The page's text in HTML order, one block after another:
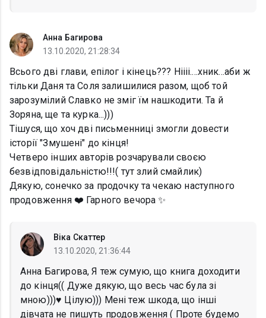
Анна Багирова
13.10.2020, 21:28:34
Всього дві глави, епілог і кінець??? Ніііі....хник...аби ж
тільки Даня та Соля залишилися разом, щоб той
зарозумілий Славко не зміг їм нашкодити. Та й
Зоряна, ще та курка...)))
Тішуся, що хоч дві письменниці змогли довести
історії "Змушені" до кінця!
Четверо інших авторів розчарували своєю
безвідповідальністю!!!( тут злий смайлик)
Дякую, сонечко за продочку та чекаю наступного
продовження ❤️ Гарного вечора ✨
Віка Скаттер
13.10.2020, 21:36:44
Анна Багирова, Я теж сумую, що книга доходити
до кінця(( Дуже дякую, що весь час була зі
мною)))♥️ Цілую))) Мені теж шкода, що інші
дівчата не пишуть продовження ( Проте будемо